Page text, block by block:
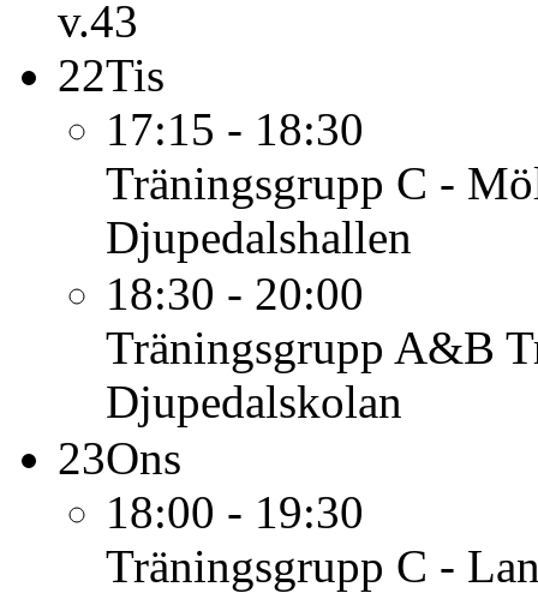
v.43
22Tis
17:15 - 18:30
Träningsgrupp C -
Djupedalshallen
18:30 - 20:00
Träningsgrupp A&B
Djupedalskolan
23Ons
18:00 - 19:30
Träningsgrupp C -